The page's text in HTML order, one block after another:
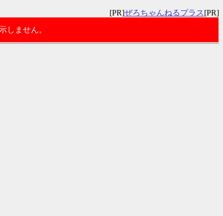
[PR]ぜろちゃんねるプラス [PR]
しません。